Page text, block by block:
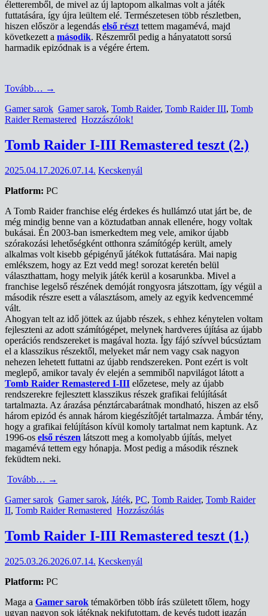
életteremből, de mivel az új laptopom alkalmas volt a játék
futtatására, így újra leültem elé. Természetesen több részletben,
hiszen először a legendás első részttettem magamévá, majd
következett a második. Részemről pedig a hányatatott sorsú
harmadik epizódnak is a végére értem.
Tovább… →
Gamer sarok Gamer sarok, Tomb Raider, Tomb Raider III, Tomb
Raider Remastered Hozzászólok!
Tomb Raider I-III Remastered teszt (2.)
2025.04.17.2026.07.14. Kecskenyál
Platform: PC
A Tomb Raider franchise elég érdekes és hullámzó utat járt be, de
még mindig benne van a köztudatban annak ellenére, hogy voltak
bukásai. Én 2003-ban ismerkedtem meg vele, amikor újabb
szórakozási lehetőségként otthonra számítógép került, amely
alkalmas volt kisebb gépigényű játékok futtatására. Mai napig
emlékszem, hogy az Ezt vedd meg! sorozat keretén belül
választhattam, hogy melyik játék kerül a kosarunkba. Mivel a
franchise legelső részének demóját rongyosra játszottam, így végül a
második részre esett a választásom, amely az egyik kedvencemmé
vált.
Ahogyan telt az idő jöttek az újabb részek, s ehhez kénytelen voltam
fejleszteni az adott számítógépet, melynek hardveres újítása az újabb
operációs rendszereket is magával hozta. Így fájó szívvel búcsúztam
el a klasszikus részektől, melyeket már nem vagy csak nagyon
nehezen lehetett futtatni az újabb rendszereken. Pont ezért is volt
meglepő, amikor tavaly év elején a semmiből napvilágot látott a
Tomb Raider Remastered I-III előzetese, mely az újabb
rendszerekre fejlesztett klasszikus részek grafikai felújítását
tartalmazta. Az árazása pénztárcabarátnak mondható, hiszen az első
három epizód és annak három kiegészítőjét tartalmazza. Ámbár tény,
hogy a grafikai felújításon kívül komoly tartalmat nem kaptunk. Az
1996-os első részen látszott meg a komolyabb újítás, melyet
magamévá tettem egy hónapja. Most pedig a második résznek
feküdtem neki.
Tovább… →
Gamer sarok Gamer sarok, Játék, PC, Tomb Raider, Tomb Raider
II, Tomb Raider Remastered Hozzászólás
Tomb Raider I-III Remastered teszt (1.)
2025.03.26.2026.07.14. Kecskenyál
Platform: PC
Maga a Gamer sarok témakörben több írás született tőlem, hogy
ugyan nagyon sok játéknak nekifutottam, de kevés tudott igazán